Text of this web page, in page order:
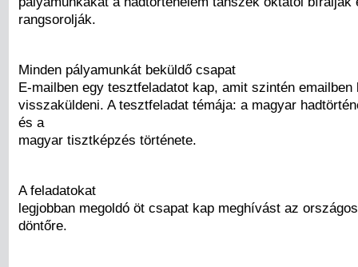
rangsorolják.
Minden pályamunkát beküldő csapat
E-mailben egy tesztfeladatot kap, amit szintén emailben
visszaküldeni. A tesztfeladat témája: a magyar
és a
magyar tisztképzés története.
A feladatokat
legjobban megoldó öt csapat kap meghívást az országos
döntőre.